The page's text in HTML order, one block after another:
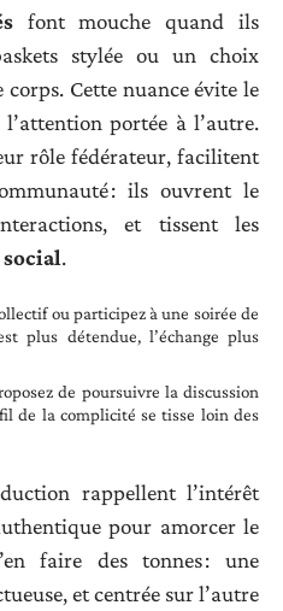
font mouche quand ils
stylée ou un choix
corps. Cette nuance évite le
portée à l’autre.
rôle fédérateur, facilitent
: ils ouvrent le
et tissent les
.
ou participez à une soirée de
plus détendue, l’échange plus
de poursuivre la discussion
de la complicité se tisse loin des
rappellent l’intérêt
pour amorcer le
faire des tonnes : une
et centrée sur l’autre